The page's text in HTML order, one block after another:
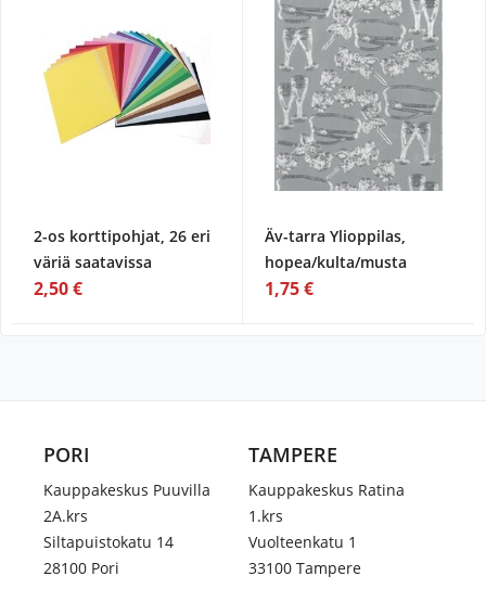
2-os korttipohjat, 26 eri
väriä saatavissa
2,50 €
Äv-tarra Ylioppilas,
hopea/kulta/musta
1,75 €
PORI
Kauppakeskus Puuvilla
2A.krs
Siltapuistokatu 14
28100 Pori
TAMPERE
Kauppakeskus Ratina
1.krs
Vuolteenkatu 1
33100 Tampere